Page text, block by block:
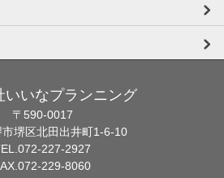
いいなプランニング
〒590-0017
市堺区北田出井町1-6-10
227-2927
229-8060